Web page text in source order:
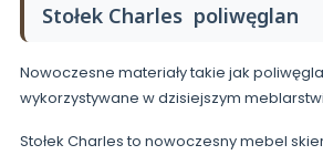
Stołek Charles poliwęglan
Nowoczesne materiały takie jak
wykorzystywane w dzisiejszym
Stołek Charles to nowoczesny mebel